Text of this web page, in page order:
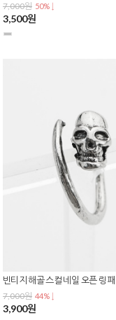
7,000원 50% ↓
3,500원
7,000원 44% ↓
3,900원